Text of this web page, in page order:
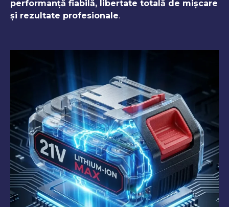
performanță fiabilă, libertate totală de mișcare
și rezultate profesionale.